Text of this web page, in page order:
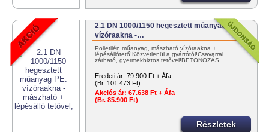
2.1 DN 1000/1150 hegesztett műanyag PE.
vízóraakna -…
Polietilén műanyag, mászható vízóraakna +
lépésállótető!Közvetlenül a gyártótól!Csavarral
zárható, gyermekbiztos tetővel!BETONOZÁS…
Eredeti ár: 79.900 Ft + Áfa
(Br. 101.473 Ft)
Akciós ár: 67.638 Ft + Áfa
(Br. 85.900 Ft)
Részletek